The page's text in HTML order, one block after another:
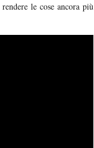
le cose ancora più